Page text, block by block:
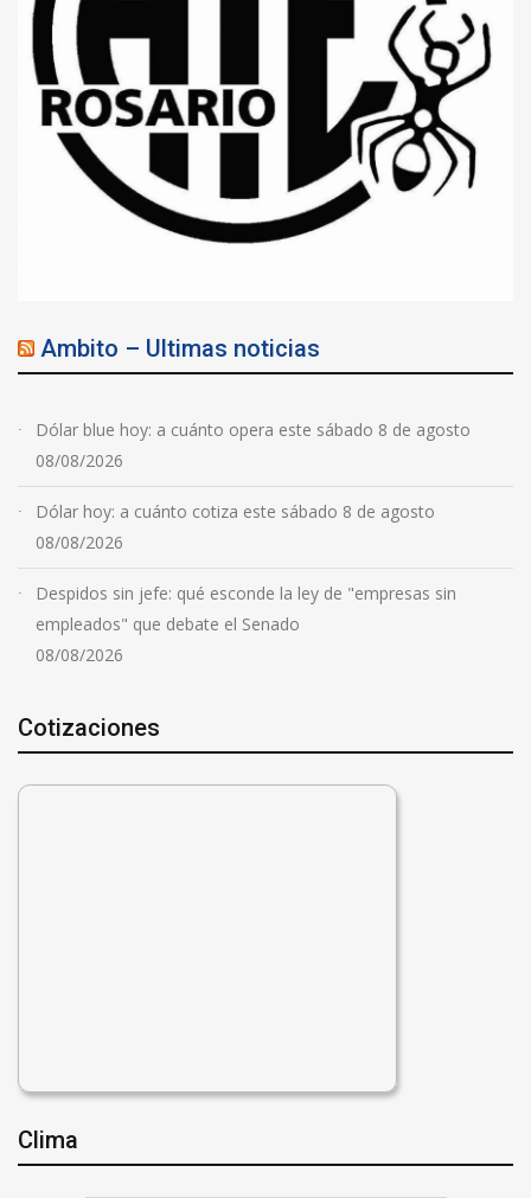
Ambito – Ultimas noticias
Dólar blue hoy: a cuánto opera este sábado 8 de agosto
08/08/2026
Dólar hoy: a cuánto cotiza este sábado 8 de agosto
08/08/2026
Despidos sin jefe: qué esconde la ley de "empresas sin
empleados" que debate el Senado
08/08/2026
Cotizaciones
Clima